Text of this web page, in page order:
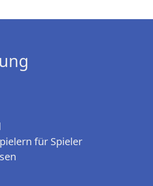
für Spieler